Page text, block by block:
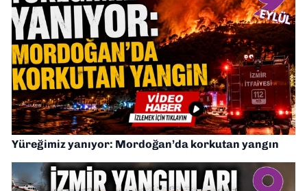
Yüreğimiz yanıyor: Mordoğan’da korkutan yangın